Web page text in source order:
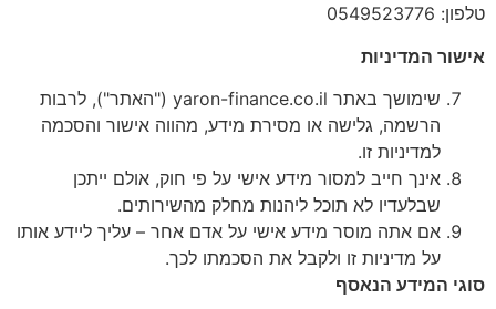
טלפון: 0549523776
אישור המדיניות
שימושך באתר yaron-finance.co.il ("האתר"), לרבות
הרשמה, גלישה או מסירת מידע, מהווה אישור והסכמה
למדיניות זו.
אינך חייב למסור מידע אישי על פי חוק, אולם ייתכן
שבלעדיו לא תוכל ליהנות מחלק מהשירותים.
אם אתה מוסר מידע אישי על אדם אחר – עליך ליידע אותו
על מדיניות זו ולקבל את הסכמתו לכך.
סוגי המידע הנאסף